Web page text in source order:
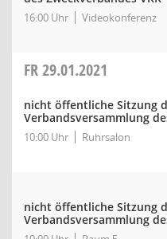
16:00 Uhr Videokonferenz
FR29.01.2021
nicht öffentliche Sitzung
Verbandsversammlung
10:00 Uhr Ruhrsalon
nicht öffentliche Sitzung
Verbandsversammlung